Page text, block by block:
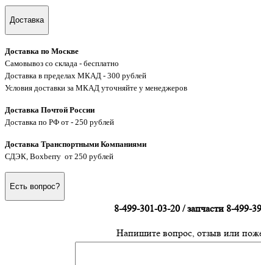
Доставка
Доставка по Москве
Самовывоз со склада - бесплатно
Доставка в пределах МКАД - 300 рублей
Условия доставки за МКАД уточняйте у менеджеров
Доставка Почтой России
Доставка по РФ от - 250 рублей
Доставка Транспортными Компаниями
СДЭК, Boxberry от 250 рублей
Есть вопрос?
8-499-301-03-20 / запчасти 8-499-
Напишите вопрос, отзыв или